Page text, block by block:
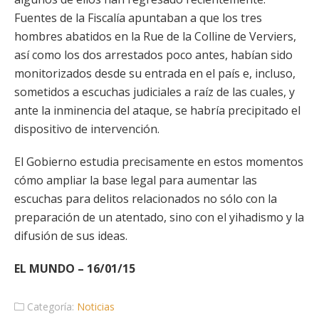
Fuentes de la Fiscalía apuntaban a que los tres
hombres abatidos en la Rue de la Colline de Verviers,
así como los dos arrestados poco antes, habían sido
monitorizados desde su entrada en el país e, incluso,
sometidos a escuchas judiciales a raíz de las cuales, y
ante la inminencia del ataque, se habría precipitado el
dispositivo de intervención.
El Gobierno estudia precisamente en estos momentos
cómo ampliar la base legal para aumentar las
escuchas para delitos relacionados no sólo con la
preparación de un atentado, sino con el yihadismo y la
difusión de sus ideas.
EL MUNDO – 16/01/15
Categoría: Noticias